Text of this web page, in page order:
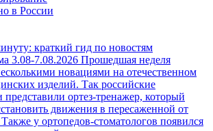
в России
краткий гид по новостям
3.08-7.08.2026 Прошедшая неделя
новациями на отечественном
изделий. Так российские
представили ортез-тренажер, который
движения в пересаженной от
у ортопедов-стоматологов появился